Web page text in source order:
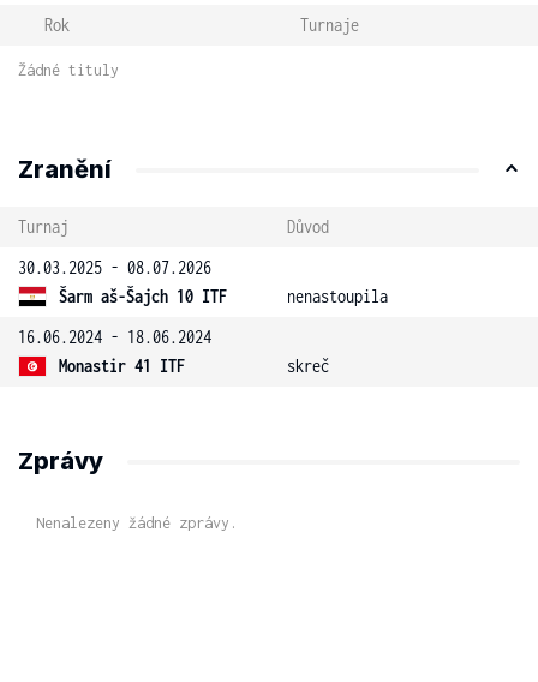
Rok Turnaje
Žádné tituly
Zranění
Turnaj
Důvod
30.03.2025 - 08.07.2026
Šarm aš-Šajch 10 ITF
nenastoupila
16.06.2024 - 18.06.2024
Monastir 41 ITF
skreč
Zprávy
Nenalezeny žádné zprávy.